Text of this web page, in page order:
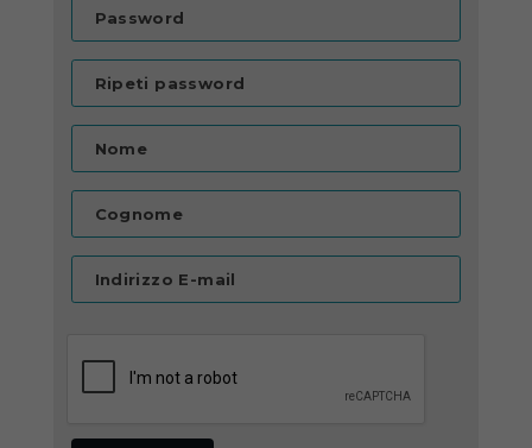
Password
Ripeti password
Nome
Cognome
Indirizzo E-mail